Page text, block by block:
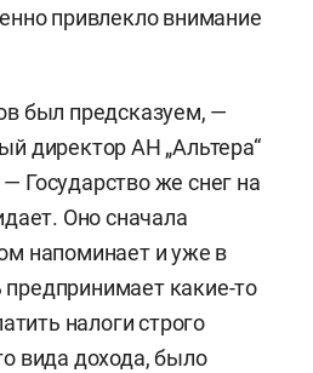
привлекло внимание
был предсказуем, —
директор АН „Альтера“
— Государство же снег на
Оно сначала
напоминает и уже в
какие-то
налоги строго
вида дохода, было